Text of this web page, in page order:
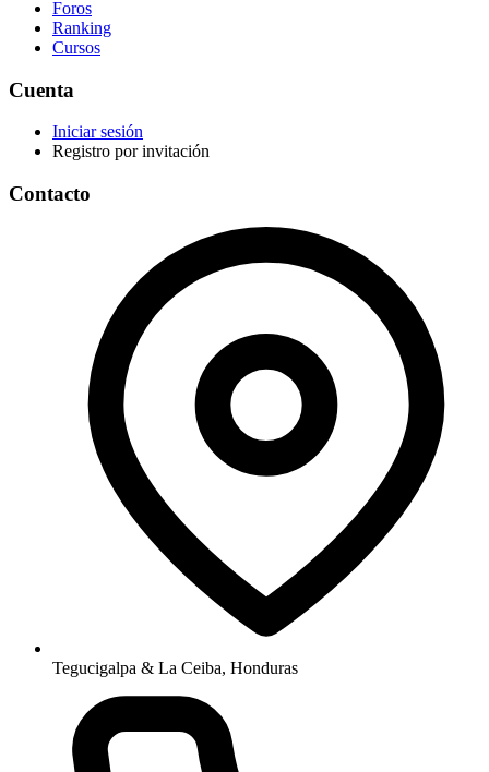
Foros
Ranking
Cursos
Cuenta
Iniciar sesión
Registro por invitación
Contacto
Tegucigalpa & La Ceiba, Honduras